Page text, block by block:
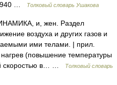
…
Толковый словарь Ушакова
и, жен. Раздел
воздуха и других газов и
ими телами. | прил.
(повышение температуры
скоростью в… …
Толковый словарь